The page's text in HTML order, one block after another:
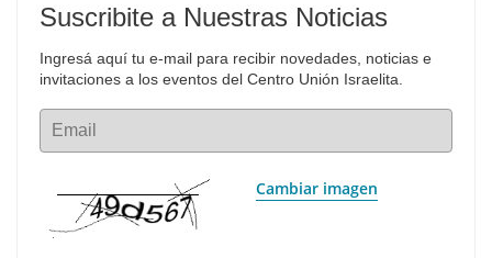
Suscribite a Nuestras Noticias
Ingresá aquí tu e-mail para recibir novedades, noticias e
invitaciones a los eventos del Centro Unión Israelita.
Email
Cambiar imagen